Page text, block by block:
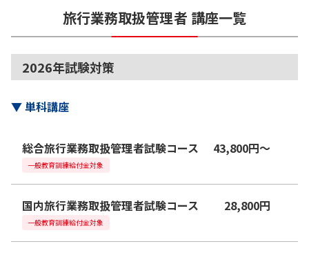
旅行業務取扱管理者 講座一覧
2026年試験対策
▼単科講座
総合旅行業務取扱管理者試験コース 43,800円〜
一般教育訓練給付金対象
国内旅行業務取扱管理者試験コース 28,800円
一般教育訓練給付金対象